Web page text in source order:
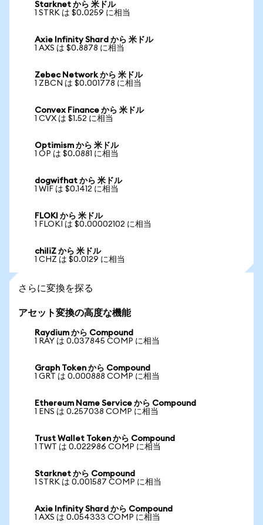
Starknet から 米ドル
1 STRK は $0.0259 に相当
Axie Infinity Shard から 米ドル
1 AXS は $0.8878 に相当
Zebec Network から 米ドル
1 ZBCN は $0.001778 に相当
Convex Finance から 米ドル
1 CVX は $1.52 に相当
Optimism から 米ドル
1 OP は $0.0881 に相当
dogwifhat から 米ドル
1 WIF は $0.1412 に相当
FLOKI から 米ドル
1 FLOKI は $0.00002102 に相当
chiliZ から 米ドル
1 CHZ は $0.0129 に相当
さらに変換を探る
アセット変換の高度な機能
Raydium から Compound
1 RAY は 0.037845 COMP に相当
Graph Token から Compound
1 GRT は 0.000888 COMP に相当
Ethereum Name Service から Compound
1 ENS は 0.257038 COMP に相当
Trust Wallet Token から Compound
1 TWT は 0.022986 COMP に相当
Starknet から Compound
1 STRK は 0.001587 COMP に相当
Axie Infinity Shard から Compound
1 AXS は 0.054333 COMP に相当